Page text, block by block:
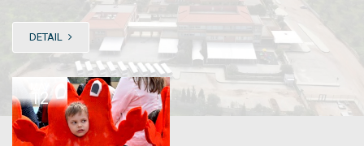
DETAIL
12